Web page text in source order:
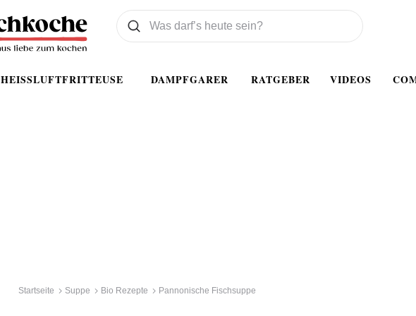
HEISSLUFTFRITTEUSE DAMPFGARER RATGEBER VIDEOS
Was wollen Sie suchen
Suchen
Startseite Suppe Bio Rezepte Pannonische Fischsuppe